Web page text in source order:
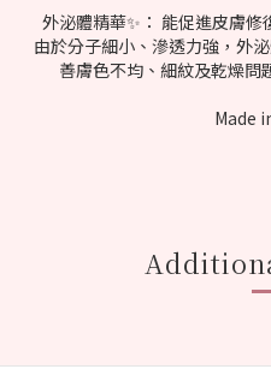
外泌體精華✨： 能促進皮膚
由於分子細小、滲透力強，外
善膚色不均、細紋及乾燥問
Made